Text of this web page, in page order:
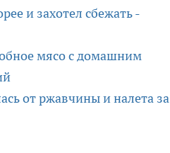
и захотел сбежать -
мясо с домашним
от ржавчины и налета за